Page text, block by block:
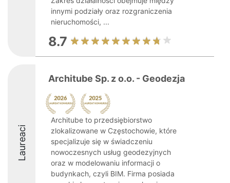
innymi podziały oraz rozgraniczenia
nieruchomości, ...
8.7
Laureaci
Architube Sp. z o.o. - Geodezja
Architube to przedsiębiorstwo
zlokalizowane w Częstochowie, które
specjalizuje się w świadczeniu
nowoczesnych usług geodezyjnych
oraz w modelowaniu informacji o
budynkach, czyli BIM. Firma posiada